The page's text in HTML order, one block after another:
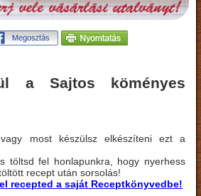
a Sajtos köményes
most készülsz elkészíteni ezt a
töltsd fel honlapunkra, hogy nyerhess
recept után sorsolás!
recepted a saját Receptkönyvedbe!